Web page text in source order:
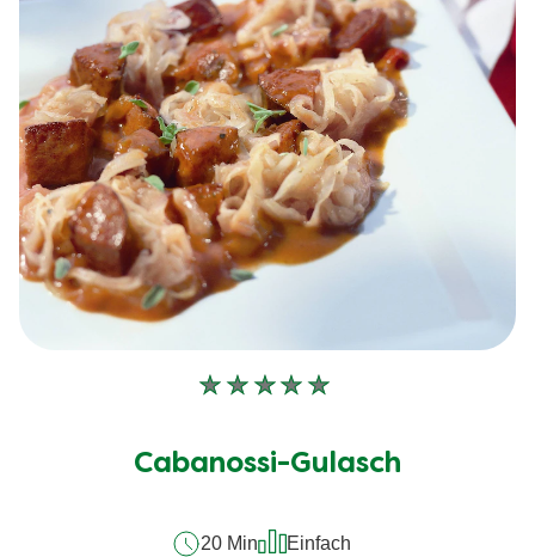
Keine
für
Cabanossi-Gulasch
20 Min
Einfach